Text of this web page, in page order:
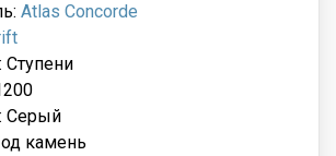
Atlas Concorde
Ступени
Серый
камень